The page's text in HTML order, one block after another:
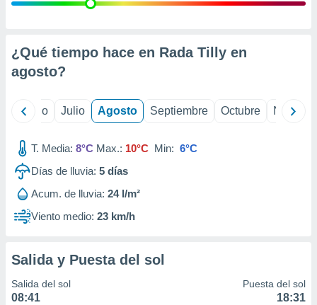
e
mediante
de
1199
¿Qué tiempo hace en Rada Tilly en
agosto?
Junio Julio Agosto Septiembre Octubre
T. Media: 8°C Max.: 10°C Min: 6°C
Días de lluvia: 5 días
Acum. de lluvia: 24 l/m²
Viento medio: 23 km/h
Salida y Puesta del sol
Salida del sol
08:41
Puesta del sol
18:31